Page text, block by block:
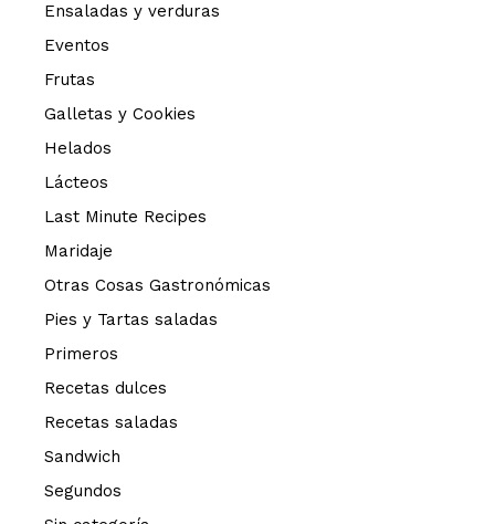
Ensaladas y verduras
Eventos
Frutas
Galletas y Cookies
Helados
Lácteos
Last Minute Recipes
Maridaje
Otras Cosas Gastronómicas
Pies y Tartas saladas
Primeros
Recetas dulces
Recetas saladas
Sandwich
Segundos